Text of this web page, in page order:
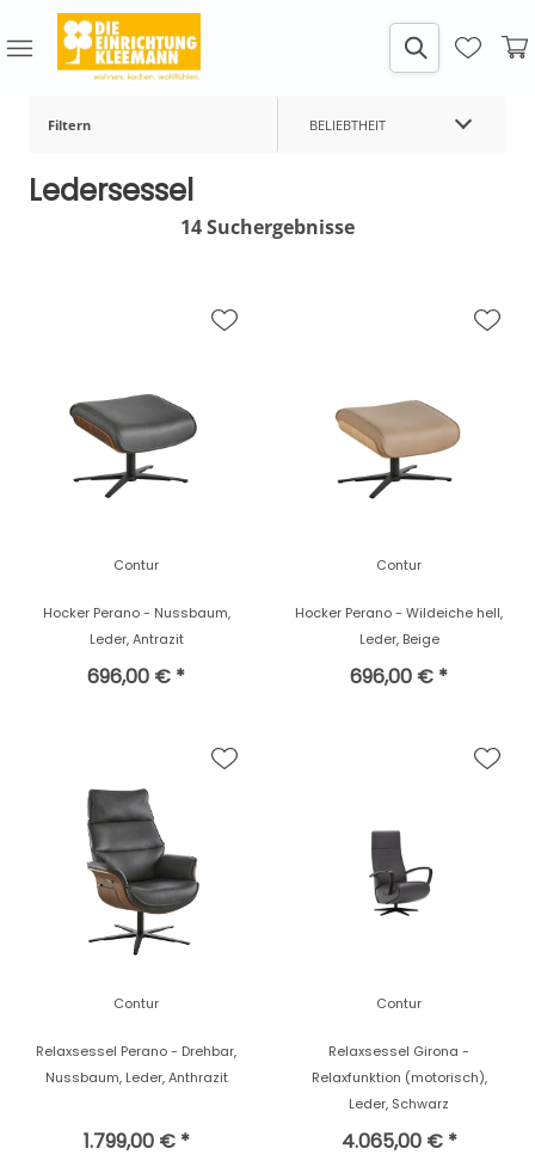
Filtern BELIEBTHEIT
Ledersessel
14 Suchergebnisse
Contur
Hocker Perano - Nussbaum,
Leder, Antrazit
696,00 € *
Contur
Hocker Perano - Wildeiche hell,
Leder, Beige
696,00 € *
Contur
Relaxsessel Perano - Drehbar,
Nussbaum, Leder, Anthrazit
1.799,00 € *
Contur
Relaxsessel Girona -
Relaxfunktion (motorisch),
Leder, Schwarz
4.065,00 € *